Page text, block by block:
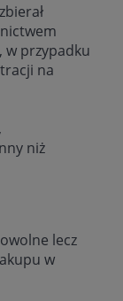
przypadku
na
niż
lecz
w